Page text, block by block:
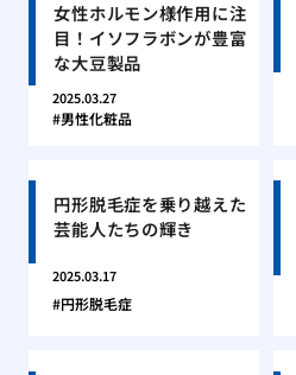
女性ホルモン様作用に注
目！イソフラボンが豊富
な大豆製品
2025.03.27
男性化粧品
円形脱毛症を乗り越えた
芸能人たちの輝き
2025.03.17
円形脱毛症